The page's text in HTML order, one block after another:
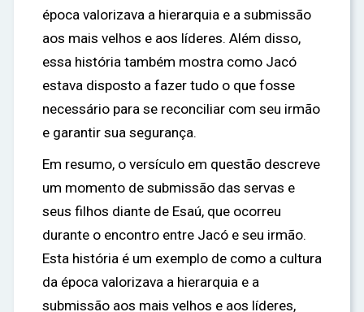
época valorizava a hierarquia e a submissão
aos mais velhos e aos líderes. Além disso,
essa história também mostra como Jacó
estava disposto a fazer tudo o que fosse
necessário para se reconciliar com seu irmão
e garantir sua segurança.
Em resumo, o versículo em questão descreve
um momento de submissão das servas e
seus filhos diante de Esaú, que ocorreu
durante o encontro entre Jacó e seu irmão.
Esta história é um exemplo de como a cultura
da época valorizava a hierarquia e a
submissão aos mais velhos e aos líderes,